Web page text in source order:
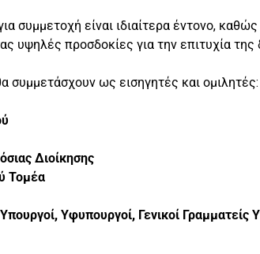
συμμετοχή είναι ιδιαίτερα έντονο,
υψηλές προσδοκίες για την επιτυχία της
συμμετάσχουν ως εισηγητές και ομιλητές:
Διοίκησης
Τομέα
Υπουργοί, Υφυπουργοί, Γενικοί